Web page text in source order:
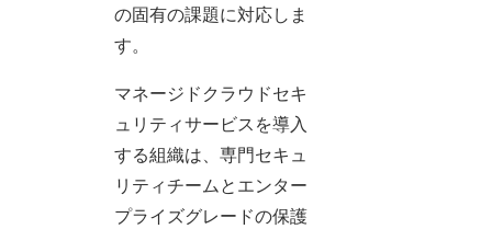
の固有の課題に対応しま
す。
マネージドクラウドセキ
ュリティサービスを導入
する組織は、専門セキュ
リティチームとエンター
プライズグレードの保護